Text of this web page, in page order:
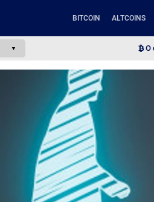
BITCOIN ALTCOINS
O